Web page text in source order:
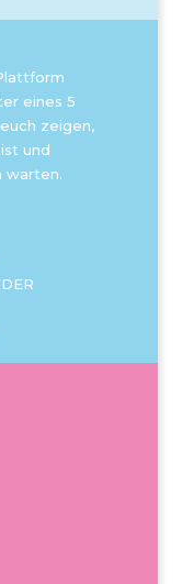
eines 5
zeigen,
und
warten.